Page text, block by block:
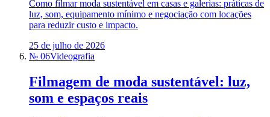
Como filmar moda sustentável em casas e galerias: práticas de
luz, som, equipamento mínimo e negociação com locações
para reduzir custo e impacto.
25 de julho de 2026
№ 06Videografia
Filmagem de moda sustentável: luz,
som e espaços reais